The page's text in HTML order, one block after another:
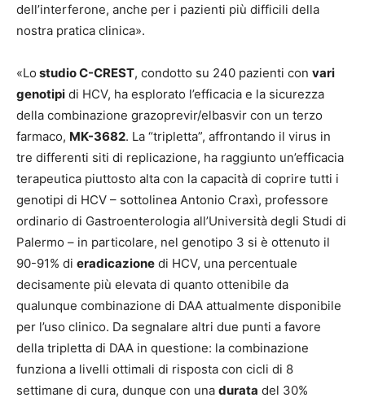
dell’interferone, anche per i pazienti più difficili della
nostra pratica clinica».
«Lo studioC-CREST, condotto su 240 pazienti con vari
genotipi di HCV, ha esplorato l’efficacia e la sicurezza
della combinazione grazoprevir/elbasvir con un terzo
farmaco, MK-3682. La “tripletta”, affrontando il virus in
tre differenti siti di replicazione, ha raggiunto un’efficacia
terapeutica piuttosto alta con la capacità di coprire tutti i
genotipi di HCV – sottolinea Antonio Craxì, professore
ordinario di Gastroenterologia all’Università degli Studi di
Palermo – in particolare, nel genotipo 3 si è ottenuto il
90-91% di eradicazione di HCV, una percentuale
decisamente più elevata di quanto ottenibile da
qualunque combinazione di DAA attualmente disponibile
per l’uso clinico. Da segnalare altri due punti a favore
della tripletta di DAA in questione: la combinazione
funziona a livelli ottimali di risposta con cicli di 8
settimane di cura, dunque con una durata del 30%